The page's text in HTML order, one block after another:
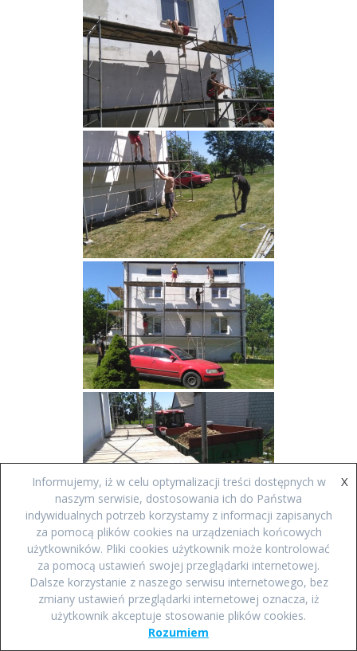
Informujemy, iż w celu optymalizacji treści dostępnych w
naszym serwisie, dostosowania ich do Państwa
indywidualnych potrzeb korzystamy z informacji zapisanych
za pomocą plików cookies na urządzeniach końcowych
użytkowników. Pliki cookies użytkownik może kontrolować
za pomocą ustawień swojej przeglądarki internetowej.
Dalsze korzystanie z naszego serwisu internetowego, bez
zmiany ustawień przeglądarki internetowej oznacza, iż
użytkownik akceptuje stosowanie plików cookies.
X
Rozumiem